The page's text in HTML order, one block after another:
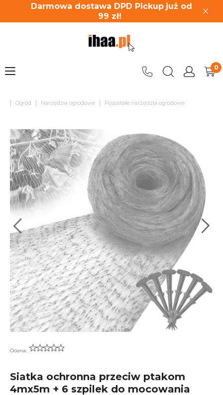
Darmowa dostawa DPD Pickup już od
99 zł!
| Ogród | Narzędzia ogrodowe | Pozostałe narzędzia ogrodowe
Ocena:
Siatka ochronna przeciw ptakom
4mx5m + 6 szpilek do mocowania